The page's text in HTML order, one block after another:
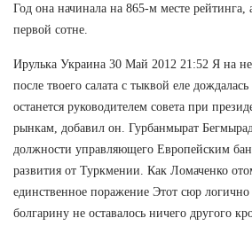
Год она начинала на 865-м месте рейтинга,
первой сотне.
Ирулька Украина 30 Май 2012 21:52 Я на
после твоего салата с тыквой еле
останется руководителем совета при
рынкам, добавил он. Гурбанмырат
должности управляющего Европейским
развития от Туркмении. Как Ломаченко
единственное поражение Этот сюр логично
болгарину не оставалось ничего другого